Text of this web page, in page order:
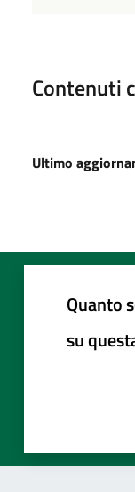
Contenuti
Ultimo
Quanto
su